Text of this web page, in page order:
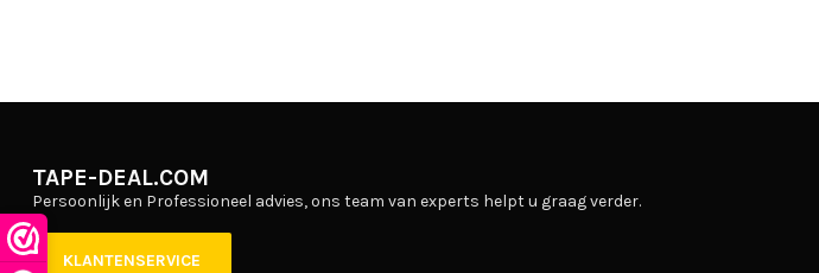
TAPE-DEAL.COM
Persoonlijk en Professioneel advies, ons team van experts helpt u graag verder.
KLANTENSERVICE